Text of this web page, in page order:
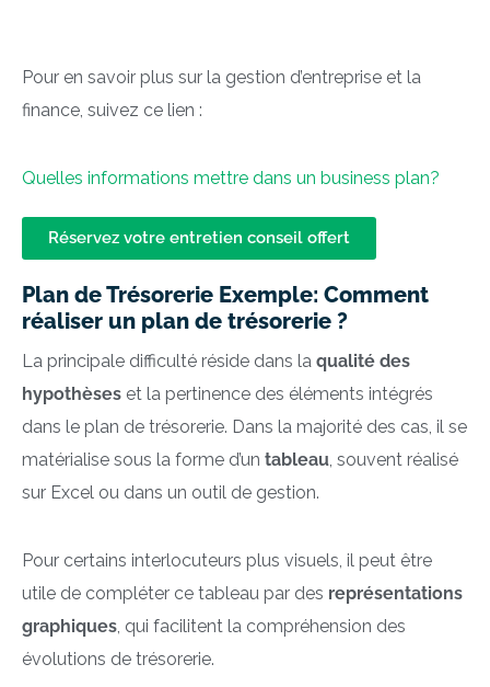
Pour en savoir plus sur la gestion d’entreprise et la
finance, suivez ce lien :
Quelles informations mettre dans un business plan?
Réservez votre entretien conseil offert
Plan de Trésorerie Exemple: Comment
réaliser un plan de trésorerie ?
La principale difficulté réside dans la qualité des
hypothèses et la pertinence des éléments intégrés
dans le plan de trésorerie. Dans la majorité des cas, il se
matérialise sous la forme d’un tableau, souvent réalisé
sur Excel ou dans un outil de gestion.
Pour certains interlocuteurs plus visuels, il peut être
utile de compléter ce tableau par des représentations
graphiques, qui facilitent la compréhension des
évolutions de trésorerie.